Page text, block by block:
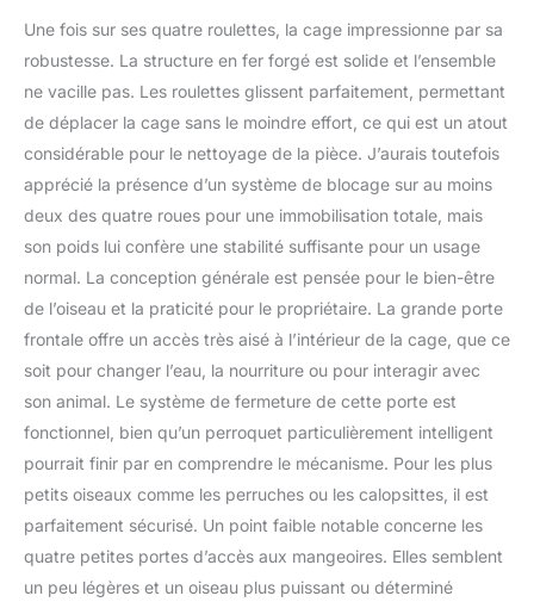
Une fois sur ses quatre roulettes, la cage impressionne par sa
robustesse. La structure en fer forgé est solide et l’ensemble
ne vacille pas. Les roulettes glissent parfaitement, permettant
de déplacer la cage sans le moindre effort, ce qui est un atout
considérable pour le nettoyage de la pièce. J’aurais toutefois
apprécié la présence d’un système de blocage sur au moins
deux des quatre roues pour une immobilisation totale, mais
son poids lui confère une stabilité suffisante pour un usage
normal. La conception générale est pensée pour le bien-être
de l’oiseau et la praticité pour le propriétaire. La grande porte
frontale offre un accès très aisé à l’intérieur de la cage, que ce
soit pour changer l’eau, la nourriture ou pour interagir avec
son animal. Le système de fermeture de cette porte est
fonctionnel, bien qu’un perroquet particulièrement intelligent
pourrait finir par en comprendre le mécanisme. Pour les plus
petits oiseaux comme les perruches ou les calopsittes, il est
parfaitement sécurisé. Un point faible notable concerne les
quatre petites portes d’accès aux mangeoires. Elles semblent
un peu légères et un oiseau plus puissant ou déterminé